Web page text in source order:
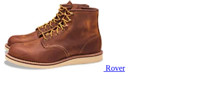
Rover